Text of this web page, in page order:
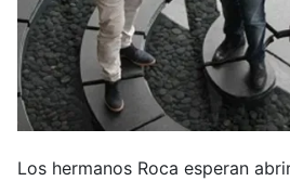
Los hermanos Roca esperan